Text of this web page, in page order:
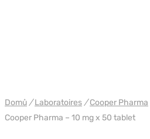
Domů / Laboratoires / Cooper Pharma
Cooper Pharma – 10 mg x 50 tablet